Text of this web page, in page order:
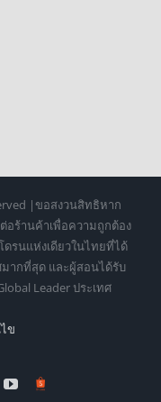
|ขอสงวนสิทธิหาก
ร้านค้าเพื่อความถูกต้อง
ดรนแห่งเดียวในไทยที่ได้
ากที่สุด และผู้สอนได้รับ
Leader ประเทศ
ข